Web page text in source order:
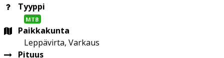
Tyyppi
MTB
Paikkakunta
Leppävirta, Varkaus
Pituus